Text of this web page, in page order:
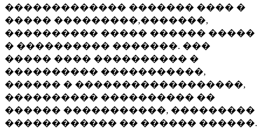
������������� ������� ���� �
����� ���������,�������,
���������� ����� ������ �����
� ���������� �������. ���
����� ���� ���������� �
���������� �����������,
������ � ������������������,
���������� ���������� ��
������ �����������, ���������
������������ �� ������ ������.